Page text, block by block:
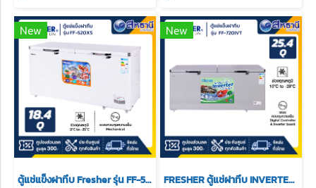
New
ตู้แช่แข็งฝาทึบ Fresher รุ่น FF-520XS ขนาด 18.4 Q
New
FRESHER ตู้แช่ฝาทึบ INVERTER รุ่น FF-720IVT ขนาด 25.4Q